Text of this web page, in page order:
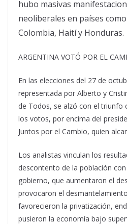
hubo masivas
neoliberales en países
Colombia, Haití y Honduras.
ARGENTINA VOTÓ POR EL
En las elecciones del 27 de
representada por Alberto y
de Todos, se alzó con el triunfo
los votos, por encima del
Juntos por el Cambio, quien
Los analistas vinculan los
descontento de la población
gobierno, que aumentaron el
provocaron el
favorecieron la privatización,
pusieron la economía bajo